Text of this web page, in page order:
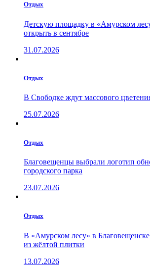
Отдых
Детскую площадку в «Амурском
открыть в сентябре
31.07.2026
Отдых
В Свободке ждут массового
25.07.2026
Отдых
Благовещенцы выбрали логотип
городского парка
23.07.2026
Отдых
В «Амурском лесу» в Благовещенске
из жёлтой плитки
13.07.2026